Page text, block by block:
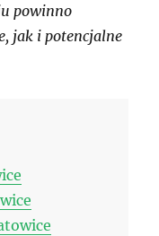
powinno
jak i potencjalne